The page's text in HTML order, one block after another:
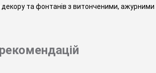
декору та фонтанів з витонченими, ажурними
рекомендацій